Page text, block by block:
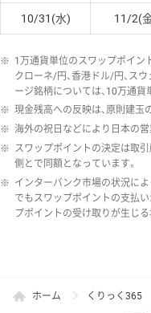
10/31(水) 11/2(
※ 1万通貨単位のスワップポイン
クローネ/円、香港ドル/円、ス
ージ銘柄については、10万通貨
※ 現金残高への反映は、原則建玉
※ 海外の祝日などにより日本の営
※ スワップポイントの決定は取
側とで同額となっています。
※ インターバンク市場の状況に
でもスワップポイントの支払い
プポイントの受け取りが生じる
ホーム くりっく365